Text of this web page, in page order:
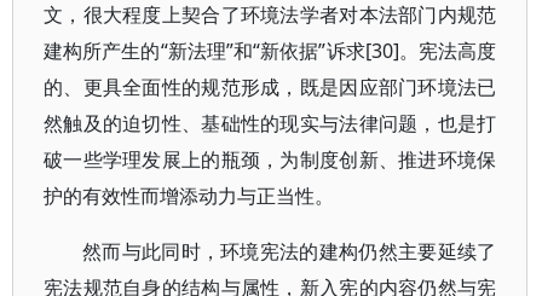
文，很大程度上契合了环境法学者对本法部门内规范
建构所产生的“新法理”和“新依据”诉求[30]。宪法高度
的、更具全面性的规范形成，既是因应部门环境法已
然触及的迫切性、基础性的现实与法律问题，也是打
破一些学理发展上的瓶颈，为制度创新、推进环境保
护的有效性而增添动力与正当性。
然而与此同时，环境宪法的建构仍然主要延续了
宪法规范自身的结构与属性，新入宪的内容仍然与宪